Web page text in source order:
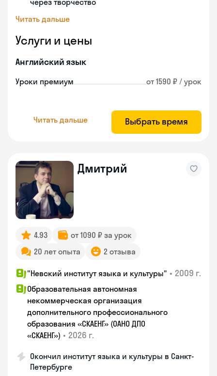
через творчество
Читать дальше
Услуги и цены
Английский язык
Уроки премиум от 1590 ₽ / урок
Читать дальше Выбрать время
Дмитрий
4.93
от 1090 ₽ за урок
20 лет опыта
2 отзыва
"Невский институт языка и культуры" • 2009 г.
Образовательная автономная
некоммерческая организация
дополнительного профессионального
образования «СКАЕНГ» (ОАНО ДПО
«СКАЕНГ») • 2026 г.
Окончил институт языка и культуры в Санкт-
Петербурге